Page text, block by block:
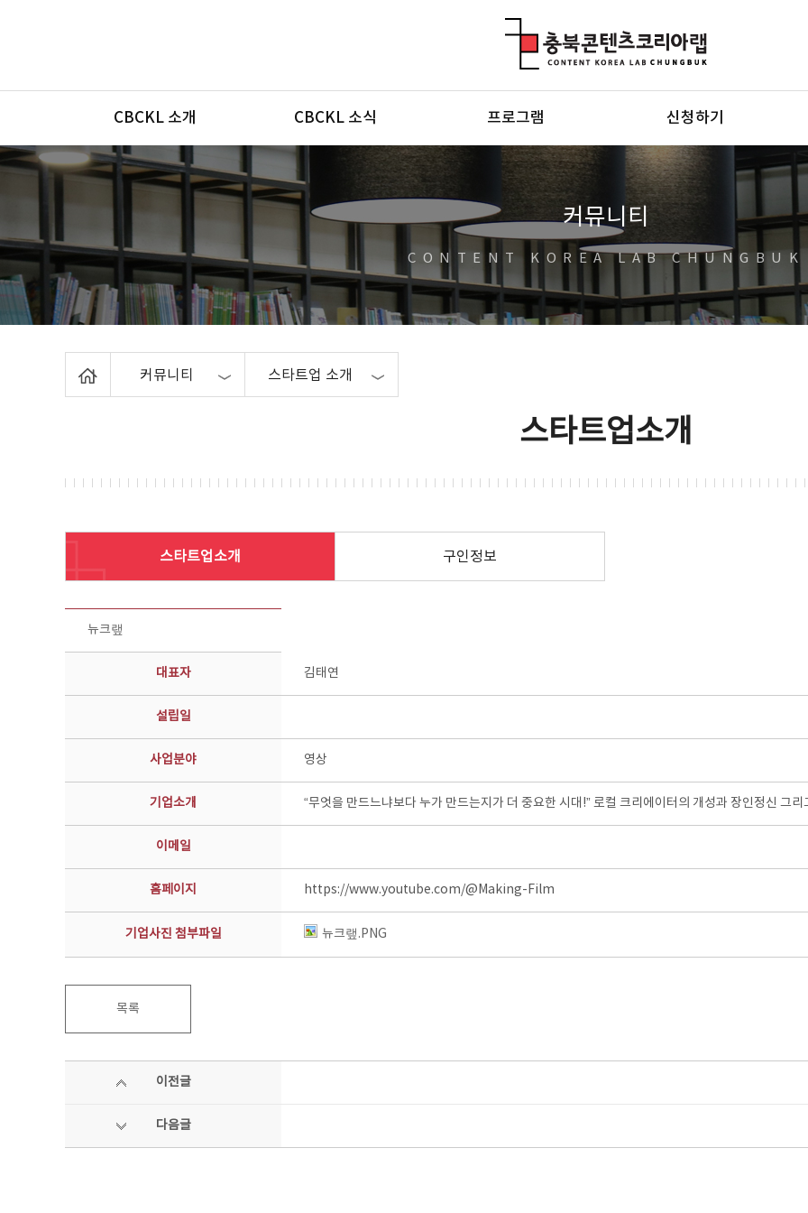
메뉴
CBCKL 소개 CBCKL 소식 프로그램 신청하기
커뮤니티
CONTENT KOREA LAB CHUNGBUK
커뮤니티 스타트업 소개
스타트업소개
스타트업소개 구인정보
스타트업 기업소개 상세보기 - 제목, 담당부서, 담당자, 담당연락처, 내용, 첨부파일 정보 제공
뉴크랲
대표자 김태연
설립일
사업분야 영상
기업소개 “무엇을 만드느냐보다 누가 만드는지가 더 중요한 시대!” 로컬 크리에이터의 개성과 장인정신 그
이메일
홈페이지 https://www.youtube.com/@Making-Film
기업사진 첨부파일 뉴크랲.PNG
목록
이전글
다음글